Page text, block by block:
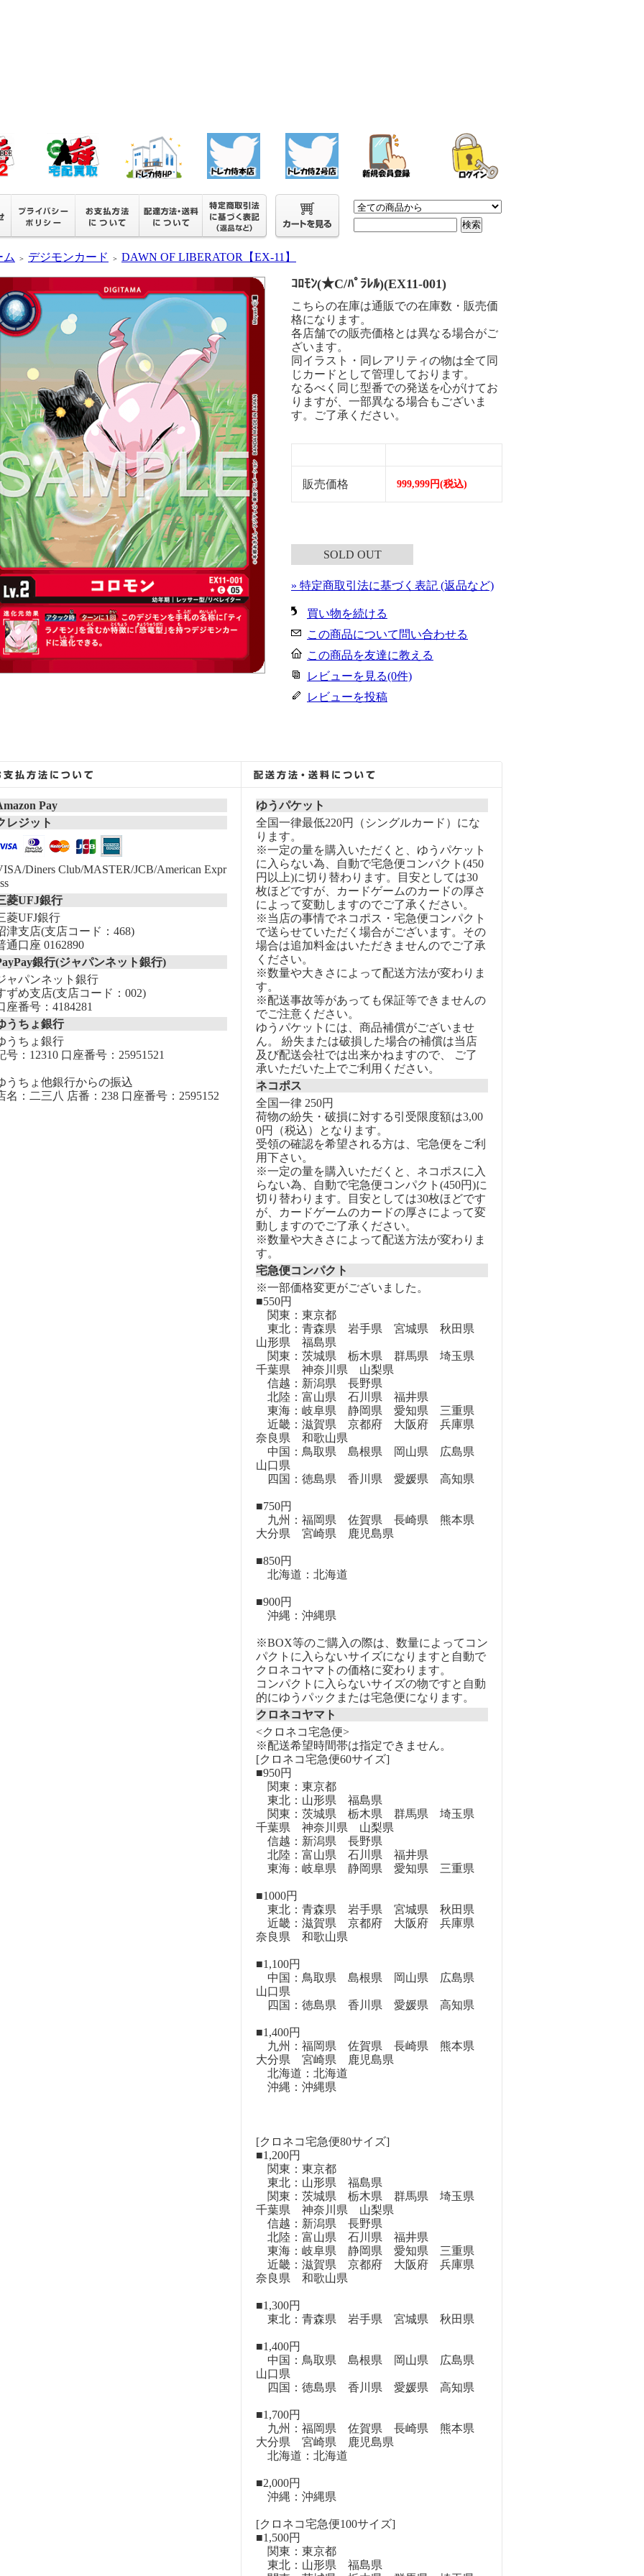
ム ＞ デジモンカード ＞ DAWN OF LIBERATOR【EX-11】
ｺﾛﾓﾝ(★C/ﾊﾟﾗﾚﾙ)(EX11-001)
こちらの在庫は通販での在庫数・販売価
格になります。
各店舗での販売価格とは異なる場合がご
ざいます。
同イラスト・同レアリティの物は全て同
じカードとして管理しております。
なるべく同じ型番での発送を心がけてお
りますが、一部異なる場合もございま
す。ご了承ください。
販売価格 999,999円(税込)
SOLD OUT
» 特定商取引法に基づく表記 (返品など)
買い物を続ける
この商品について問い合わせる
この商品を友達に教える
レビューを見る(0件)
レビューを投稿
Pay
レジット
Diners Club/MASTER/JCB/American Expr
菱UFJ銀行
菱UFJ銀行
津支店(支店コード：468)
通口座 0162890
銀行(ジャパンネット銀行)
ャパンネット銀行
ずめ支店(支店コード：002)
座番号：4184281
うちょ銀行
うちょ銀行
号：12310 口座番号：25951521
うちょ他銀行からの振込
名：二三八 店番：238 口座番号：2595152
ゆうパケット
全国一律最低220円（シングルカード）にな
ります。
※一定の量を購入いただくと、ゆうパケット
に入らない為、自動で宅急便コンパクト(450
円以上)に切り替わります。目安としては30
枚ほどですが、カードゲームのカードの厚さ
によって変動しますのでご了承ください。
※当店の事情でネコポス・宅急便コンパクト
で送らせていただく場合がございます。その
場合は追加料金はいただきませんのでご了承
ください。
※数量や大きさによって配送方法が変わりま
す。
※配送事故等があっても保証等できませんの
でご注意ください。
ゆうパケットには、商品補償がございませ
ん。 紛失または破損した場合の補償は当店
及び配送会社では出来かねますので、 ご了
承いただいた上でご利用ください。
ネコポス
全国一律 250円
荷物の紛失・破損に対する引受限度額は3,00
0円（税込）となります。
受領の確認を希望される方は、宅急便をご利
用下さい。
※一定の量を購入いただくと、ネコポスに入
らない為、自動で宅急便コンパクト(450円)に
切り替わります。目安としては30枚ほどです
が、カードゲームのカードの厚さによって変
動しますのでご了承ください。
※数量や大きさによって配送方法が変わりま
す。
宅急便コンパクト
※一部価格変更がございました。
■550円
関東：東京都
東北：青森県 岩手県 宮城県 秋田県
山形県 福島県
関東：茨城県 栃木県 群馬県 埼玉県
千葉県 神奈川県 山梨県
信越：新潟県 長野県
北陸：富山県 石川県 福井県
東海：岐阜県 静岡県 愛知県 三重県
近畿：滋賀県 京都府 大阪府 兵庫県
奈良県 和歌山県
中国：鳥取県 島根県 岡山県 広島県
山口県
四国：徳島県 香川県 愛媛県 高知県
■750円
九州：福岡県 佐賀県 長崎県 熊本県
大分県 宮崎県 鹿児島県
■850円
北海道：北海道
■900円
沖縄：沖縄県
※BOX等のご購入の際は、数量によってコン
パクトに入らないサイズになりますと自動で
クロネコヤマトの価格に変わります。
コンパクトに入らないサイズの物ですと自動
的にゆうパックまたは宅急便になります。
クロネコヤマト
<クロネコ宅急便>
※配送希望時間帯は指定できません。
[クロネコ宅急便60サイズ]
■950円
関東：東京都
東北：山形県 福島県
関東：茨城県 栃木県 群馬県 埼玉県
千葉県 神奈川県 山梨県
信越：新潟県 長野県
北陸：富山県 石川県 福井県
東海：岐阜県 静岡県 愛知県 三重県
■1000円
東北：青森県 岩手県 宮城県 秋田県
近畿：滋賀県 京都府 大阪府 兵庫県
奈良県 和歌山県
■1,100円
中国：鳥取県 島根県 岡山県 広島県
山口県
四国：徳島県 香川県 愛媛県 高知県
■1,400円
九州：福岡県 佐賀県 長崎県 熊本県
大分県 宮崎県 鹿児島県
北海道：北海道
沖縄：沖縄県
[クロネコ宅急便80サイズ]
■1,200円
関東：東京都
東北：山形県 福島県
関東：茨城県 栃木県 群馬県 埼玉県
千葉県 神奈川県 山梨県
信越：新潟県 長野県
北陸：富山県 石川県 福井県
東海：岐阜県 静岡県 愛知県 三重県
近畿：滋賀県 京都府 大阪府 兵庫県
奈良県 和歌山県
■1,300円
東北：青森県 岩手県 宮城県 秋田県
■1,400円
中国：鳥取県 島根県 岡山県 広島県
山口県
四国：徳島県 香川県 愛媛県 高知県
■1,700円
九州：福岡県 佐賀県 長崎県 熊本県
大分県 宮崎県 鹿児島県
北海道：北海道
■2,000円
沖縄：沖縄県
[クロネコ宅急便100サイズ]
■1,500円
関東：東京都
東北：山形県 福島県